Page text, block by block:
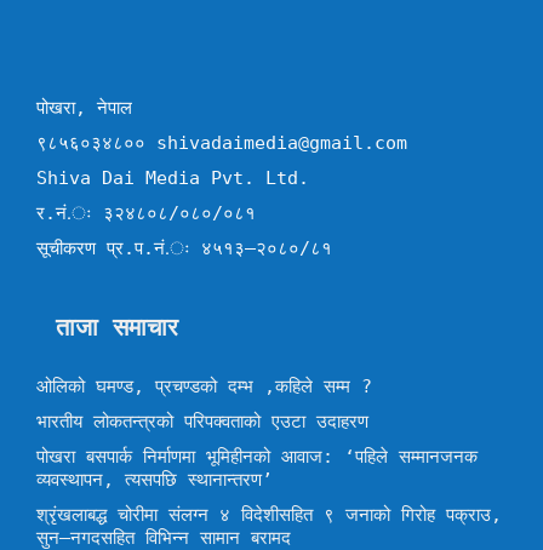
पोखरा, नेपाल
९८५६०३४८०० shivadaimedia@gmail.com
Shiva Dai Media Pvt. Ltd.
र.नं.ः ३२४८०८/०८०/०८१
सूचीकरण प्र.प.नं.ः ४५१३–२०८०/८१
ताजा समाचार
ओलिको घमण्ड, प्रचण्डको दम्भ ,कहिले सम्म ?
भारतीय लोकतन्त्रको परिपक्वताको एउटा उदाहरण
पोखरा बसपार्क निर्माणमा भूमिहीनको आवाज: ‘पहिले सम्मानजनक
व्यवस्थापन, त्यसपछि स्थानान्तरण’
श्रृंखलाबद्ध चोरीमा संलग्न ४ विदेशीसहित ९ जनाको गिरोह पक्राउ,
सुन–नगदसहित विभिन्न सामान बरामद